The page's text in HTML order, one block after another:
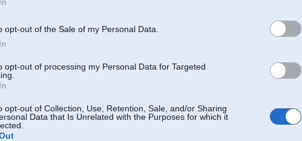
opt-out of the Sale of my Personal Data.
opt-out of processing my Personal Data for Targeted
opt-out of Collection, Use, Retention, Sale, and/or Sharing
Data that Is Unrelated with the Purposes for which it